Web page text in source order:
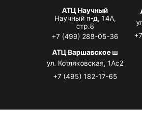
АТЦ Научный
Научный п-д, 14А,
стр.8
+7 (499) 288-05-36
АТЦ Варшавское ш
ул. Котляковская, 1Ас2
+7 (495) 182-17-65